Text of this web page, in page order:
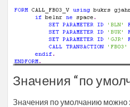
Значения “по
Значения по умолчанию можно